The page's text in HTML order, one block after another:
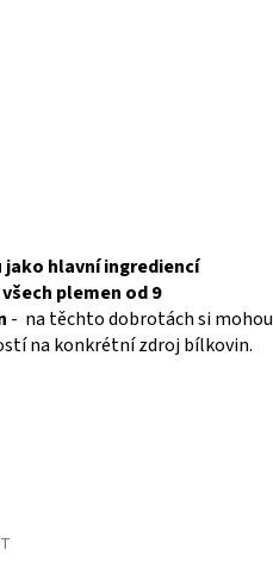
jako hlavní ingrediencí
plemen od 9
- na těchto dobrotách si mohou
na konkrétní zdroj bílkovin.